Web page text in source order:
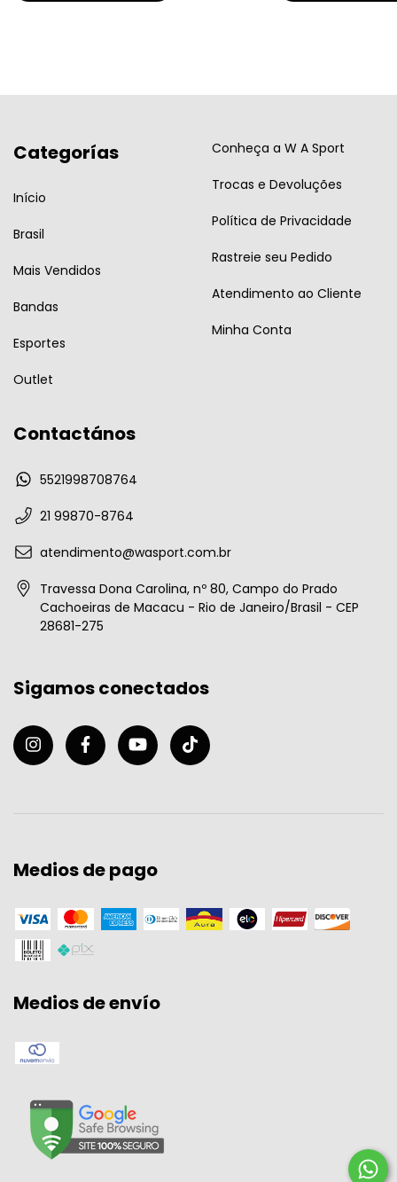
Categorías
Início
Brasil
Mais Vendidos
Bandas
Esportes
Outlet
Conheça a W A Sport
Trocas e Devoluções
Política de Privacidade
Rastreie seu Pedido
Atendimento ao Cliente
Minha Conta
Contactános
5521998708764
21 99870-8764
atendimento@wasport.com.br
Travessa Dona Carolina, nº 80, Campo do Prado
Cachoeiras de Macacu - Rio de Janeiro/Brasil - CEP
28681-275
Sigamos conectados
Medios de pago
Medios de envío